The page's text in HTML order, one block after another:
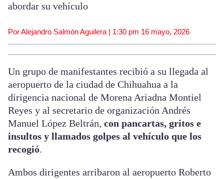
abordar su vehículo
Por Alejandro Salmón Aguilera | 1:30 pm 16 mayo, 2026
Un grupo de manifestantes recibió a su llegada al
aeropuerto de la ciudad de Chihuahua a la
dirigencia nacional de Morena Ariadna Montiel
Reyes y al secretario de organización Andrés
Manuel López Beltrán, con pancartas, gritos e
insultos y llamados golpes al vehículo que los
recogió.
Ambos dirigentes arribaron al aeropuerto Roberto